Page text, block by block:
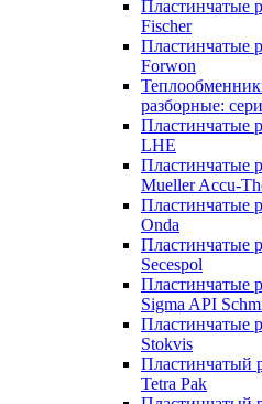
Пластинчатые
Fischer
Пластинчатые
Forwon
разборные:
Пластинчатые
LHE
Пластинчатые
Mueller Accu-
Пластинчатые
Onda
Пластинчатые
Secespol
Пластинчатые
Sigma API
Пластинчатые
Stokvis
Пластинчатый
Tetra Pak